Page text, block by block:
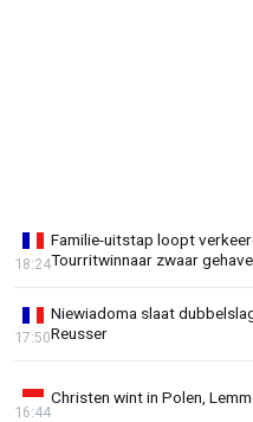
Familie-uitstap loopt
Tourritwinnaar zwaar
18:24
Niewiadoma slaat
Reusser
17:50
Christen wint in Polen,
16:44